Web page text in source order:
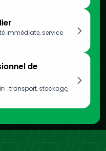
immédiate, service
de
: transport, stockage,